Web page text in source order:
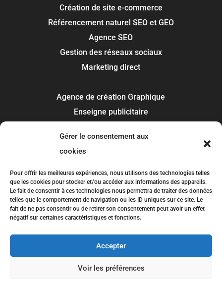
Gérer le consentement aux
cookies
Pour offrir les meilleures expériences, nous utilisons des technologies telles
que les cookies pour stocker et/ou accéder aux informations des appareils.
Le fait de consentir à ces technologies nous permettra de traiter des données
telles que le comportement de navigation ou les ID uniques sur ce site. Le
fait de ne pas consentir ou de retirer son consentement peut avoir un effet
négatif sur certaines caractéristiques et fonctions.
Accepter
Voir les préférences
Création de site e-commerce
Référencement naturel SEO et GEO
Agence SEO
Gestion des réseaux sociaux
Marketing direct
Agence de création Graphique
Enseigne publicitaire
Covering et flocage
Recherche de marque
Toulouse
Colomiers
Tournefeuille